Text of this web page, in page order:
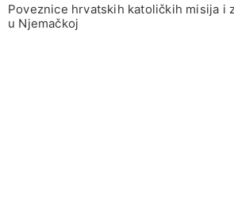
Poveznice hrvatskih katoličkih misija i
u Njemačkoj